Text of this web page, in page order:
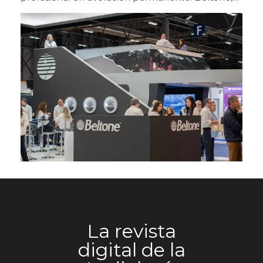
marca de Grupo GN, ha reforzado su
posicionamiento en ExpoÓptica 2026 como uno
de los principales impulsores de la audiología
dentro del entorno óptico, en un momento clave
para la evolución del sector. La feria, celebrada
en IFEMA Madrid, ha vuelto a reunir, en la edición
de 2026, a un perfil de visitante cualificado y ha
evidenciado el creciente protagonismo de la
audiología como línea estratégica para las
ópticas. Una propuesta experiencial para un
mercado en transformación El stand de Beltone
ha destacado por su planteamiento conceptual,
como metáfora de un mercado en constante
estrategia definida. “Queríamos invitar a los
ópticos a subirse a un proyecto con rumbo claro,
en un entorno cambiante, y mostrarles que hay
La revista
digital de la